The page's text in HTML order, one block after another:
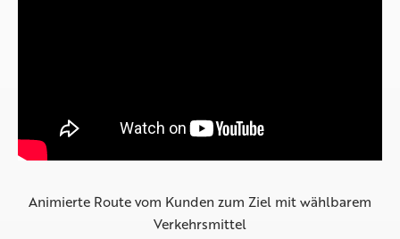
Animierte Route vom Kunden zum Ziel mit wählbarem
Verkehrsmittel